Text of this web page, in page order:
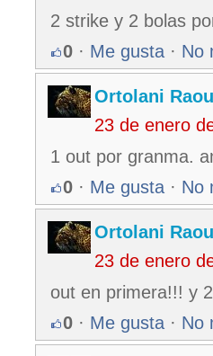
2 strike y 2 bolas
0 · Me gusta · No
Ortolani
23 de enero
1 out por granma.
0 · Me gusta · No
Ortolani
23 de enero
out en primera!!! y
0 · Me gusta · No